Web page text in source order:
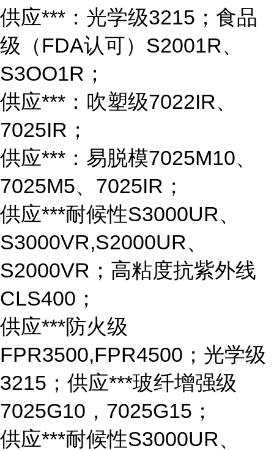
供应***：光学级3215；食品
级（FDA认可）S2001R、
S3OO1R；
供应***：吹塑级7022IR、
7025IR；
供应***：易脱模7025M10、
7025M5、7025IR；
供应***耐候性S3000UR、
S3000VR,S2000UR、
S2000VR；高粘度抗紫外线
CLS400；
供应***防火级
FPR3500,FPR4500；光学级
3215；供应***玻纤增强级
7025G10，7025G15；
供应***耐候性S3000UR、